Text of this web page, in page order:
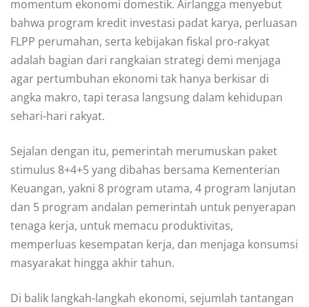
momentum ekonomi domestik. Airlangga menyebut
bahwa program kredit investasi padat karya, perluasan
FLPP perumahan, serta kebijakan fiskal pro-rakyat
adalah bagian dari rangkaian strategi demi menjaga
agar pertumbuhan ekonomi tak hanya berkisar di
angka makro, tapi terasa langsung dalam kehidupan
sehari-hari rakyat.
Sejalan dengan itu, pemerintah merumuskan paket
stimulus 8+4+5 yang dibahas bersama Kementerian
Keuangan, yakni 8 program utama, 4 program lanjutan
dan 5 program andalan pemerintah untuk penyerapan
tenaga kerja, untuk memacu produktivitas,
memperluas kesempatan kerja, dan menjaga konsumsi
masyarakat hingga akhir tahun.
Di balik langkah-langkah ekonomi, sejumlah tantangan